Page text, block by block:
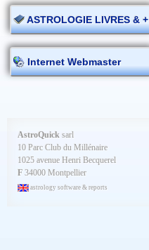
ASTROLOGIE LIVRES & +
Internet Webmaster
AstroQuick sarl
10 Parc Club du Millénaire
1025 avenue Henri Becquerel
F 34000 Montpellier
astrology software & reports